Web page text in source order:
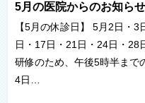
5月の医院からのお知らせ
【5月の休診日】 5月2日・
日・17日・21日・24日・28
研修のため、午後5時半ま
4日…